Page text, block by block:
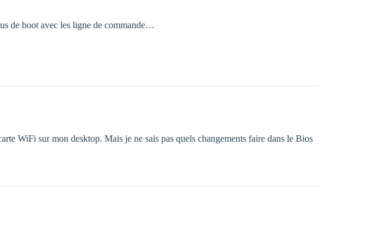
de boot avec les ligne de commande…
WiFi sur mon desktop. Mais je ne sais pas quels changements faire dans le Bios